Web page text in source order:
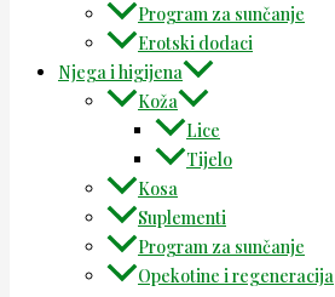
Program za sunčanje
Erotski dodaci
Njega i higijena
Koža
Lice
Tijelo
Kosa
Suplementi
Program za sunčanje
Opekotine i regeneracija